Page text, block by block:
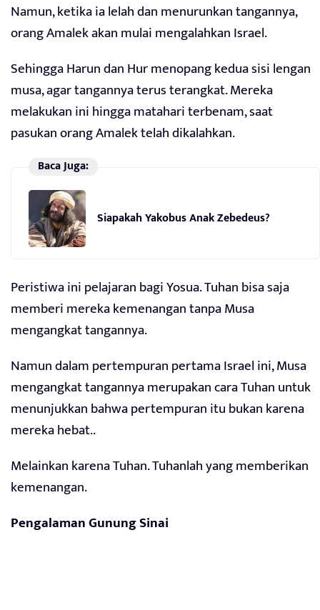
Namun, ketika ia lelah dan menurunkan tangannya,
orang Amalek akan mulai mengalahkan Israel.
Sehingga Harun dan Hur menopang kedua sisi lengan
musa, agar tangannya terus terangkat. Mereka
melakukan ini hingga matahari terbenam, saat
pasukan orang Amalek telah dikalahkan.
Baca Juga:
Siapakah Yakobus Anak Zebedeus?
Peristiwa ini pelajaran bagi Yosua. Tuhan bisa saja
memberi mereka kemenangan tanpa Musa
mengangkat tangannya.
Namun dalam pertempuran pertama Israel ini, Musa
mengangkat tangannya merupakan cara Tuhan untuk
menunjukkan bahwa pertempuran itu bukan karena
mereka hebat..
Melainkan karena Tuhan. Tuhanlah yang memberikan
kemenangan.
Pengalaman Gunung Sinai